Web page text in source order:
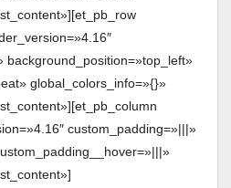
background_position=»top_left»
global_colors_info=»{}»
custom_padding=»|||»